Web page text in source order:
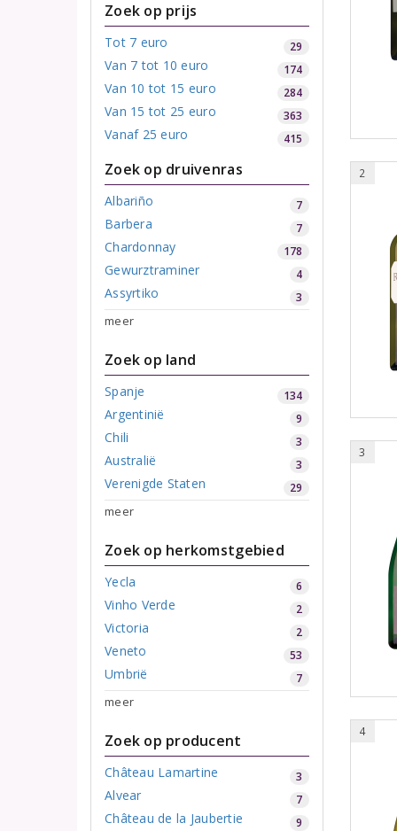
Zoek op prijs
Tot 7 euro 29
Van 7 tot 10 euro 174
Van 10 tot 15 euro 284
Van 15 tot 25 euro 363
Vanaf 25 euro 415
Zoek op druivenras
Albariño 7
Barbera 7
Chardonnay 178
Gewurztraminer 4
Assyrtiko 3
meer
Zoek op land
Spanje 134
Argentinië 9
Chili 3
Australië 3
Verenigde Staten 29
meer
Zoek op herkomstgebied
Yecla 6
Vinho Verde 2
Victoria 2
Veneto 53
Umbrië 7
meer
Zoek op producent
Château Lamartine 3
Alvear 7
Château de la Jaubertie 9
2
3
4